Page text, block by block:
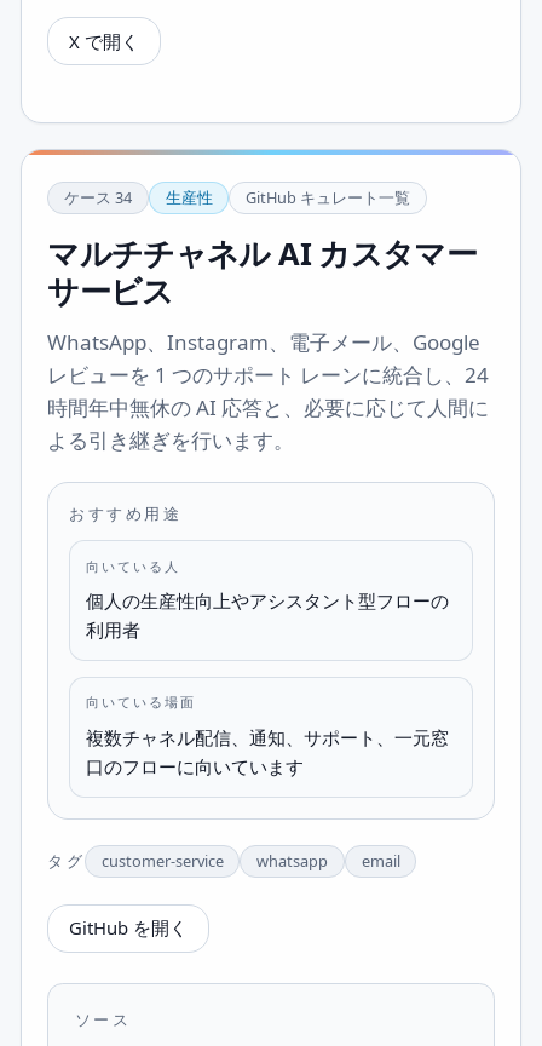
X で開く
ケース 34 生産性 GitHub キュレート一覧
マルチチャネル AI カスタマー
サービス
WhatsApp、Instagram、電子メール、Google
レビューを 1 つのサポート レーンに統合し、24
時間年中無休の AI 応答と、必要に応じて人間に
よる引き継ぎを行います。
おすすめ用途
向いている人
個人の生産性向上やアシスタント型フローの
利用者
向いている場面
複数チャネル配信、通知、サポート、一元窓
口のフローに向いています
タグ customer-service whatsapp email
GitHub を開く
ソース